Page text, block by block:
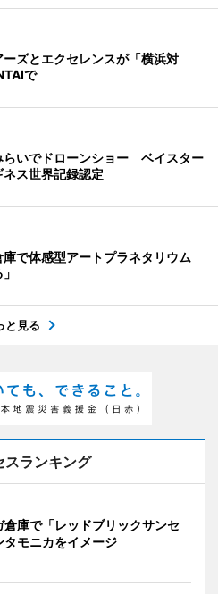
ーズとエクセレンスが「横浜対
で
らいでドローンショー ベイスター
ス世界記録認定
で体感型アートプラネタリウム
と見る
スランキング
倉庫で「レッドブリックサンセ
モニカをイメージ